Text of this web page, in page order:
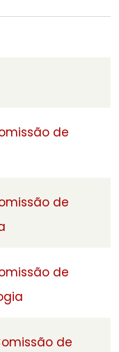
de
de
de
de